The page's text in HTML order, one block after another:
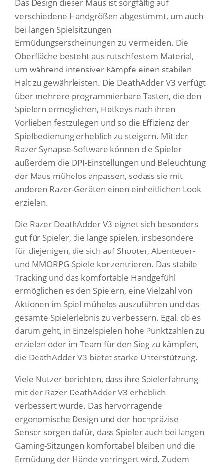
Das Design dieser Maus ist sorgfältig auf
verschiedene Handgrößen abgestimmt, um auch
bei langen Spielsitzungen
Ermüdungserscheinungen zu vermeiden. Die
Oberfläche besteht aus rutschfestem Material,
um während intensiver Kämpfe einen stabilen
Halt zu gewährleisten. Die DeathAdder V3 verfügt
über mehrere programmierbare Tasten, die den
Spielern ermöglichen, Hotkeys nach ihren
Vorlieben festzulegen und so die Effizienz der
Spielbedienung erheblich zu steigern. Mit der
Razer Synapse-Software können die Spieler
außerdem die DPI-Einstellungen und Beleuchtung
der Maus mühelos anpassen, sodass sie mit
anderen Razer-Geräten einen einheitlichen Look
erzielen.
Die Razer DeathAdder V3 eignet sich besonders
gut für Spieler, die lange spielen, insbesondere
für diejenigen, die sich auf Shooter, Abenteuer-
und MMORPG-Spiele konzentrieren. Das stabile
Tracking und das komfortable Handgefühl
ermöglichen es den Spielern, eine Vielzahl von
Aktionen im Spiel mühelos auszuführen und das
gesamte Spielerlebnis zu verbessern. Egal, ob es
darum geht, in Einzelspielen hohe Punktzahlen zu
erzielen oder im Team für den Sieg zu kämpfen,
die DeathAdder V3 bietet starke Unterstützung.
Viele Nutzer berichten, dass ihre Spielerfahrung
mit der Razer DeathAdder V3 erheblich
verbessert wurde. Das hervorragende
ergonomische Design und der hochpräzise
Sensor sorgen dafür, dass Spieler auch bei langen
Gaming-Sitzungen komfortabel bleiben und die
Ermüdung der Hände verringert wird. Zudem